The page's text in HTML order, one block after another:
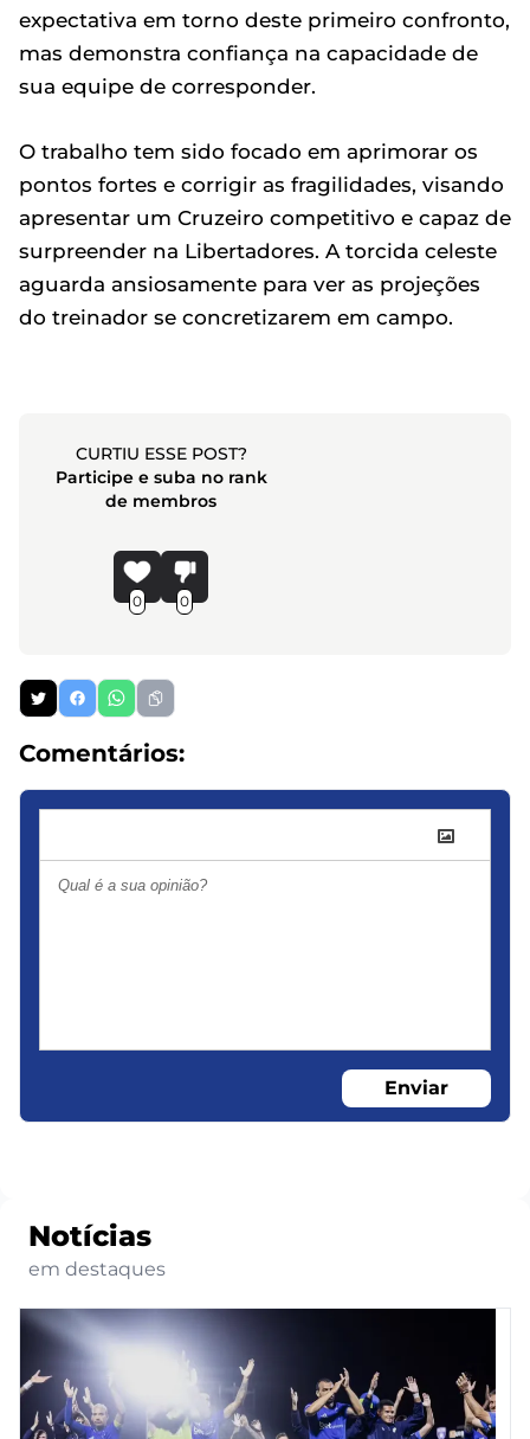
expectativa em torno deste primeiro confronto,
mas demonstra confiança na capacidade de
sua equipe de corresponder.
O trabalho tem sido focado em aprimorar os
pontos fortes e corrigir as fragilidades, visando
apresentar um Cruzeiro competitivo e capaz de
surpreender na Libertadores. A torcida celeste
aguarda ansiosamente para ver as projeções
do treinador se concretizarem em campo.
CURTIU ESSE POST?
Participe e suba no rank
de membros
0 0
Comentários:
Enviar
Notícias
em destaques